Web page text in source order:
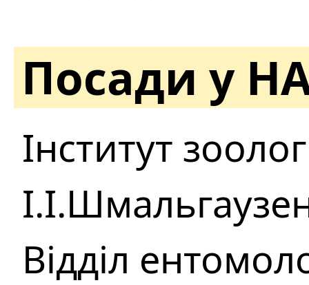
Посади у
Інститут
Відділ